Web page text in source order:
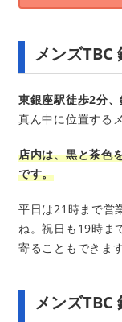
メンズTBC
東銀座駅徒歩2分
真ん中に位置する
店内は、黒と茶色
です。
平日は21時まで営
ね。祝日も19時ま
寄ることもできます
メンズTBC